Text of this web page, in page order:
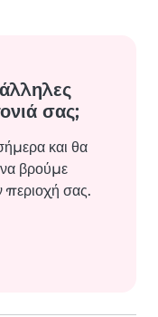
σας;
και θα
βρούμε
σας.